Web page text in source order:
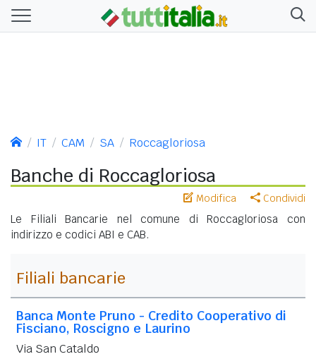
IT CAM SA Roccagloriosa
Banche di Roccagloriosa
Modifica Condividi
Le Filiali Bancarie nel comune di Roccagloriosa con
indirizzo e codici ABI e CAB.
Filiali bancarie
Banca Monte Pruno - Credito Cooperativo di
Fisciano, Roscigno e Laurino
Via San Cataldo